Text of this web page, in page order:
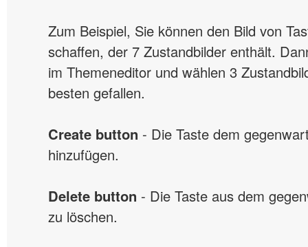
Zum Beispiel, Sie können den Bild von
schaffen, der 7 Zustandbilder enthält.
im Themeneditor und wählen 3
besten gefallen.
Create button - Die Taste dem
hinzufügen.
Delete button - Die Taste aus dem
zu löschen.